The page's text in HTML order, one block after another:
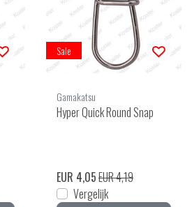
Sale
Gamakatsu
Hyper Quick Round Snap
EUR 4,05EUR 4,19
Vergelijk